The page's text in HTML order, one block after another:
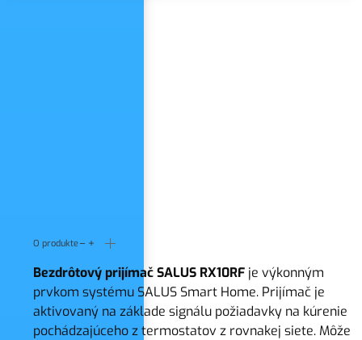
O produkte
Bezdrôtový prijímač SALUS RX10RF je výkonným
prvkom systému SALUS Smart Home. Prijímač je
aktivovaný na základe signálu požiadavky na kúrenie
pochádzajúceho z termostatov z rovnakej siete. Môže